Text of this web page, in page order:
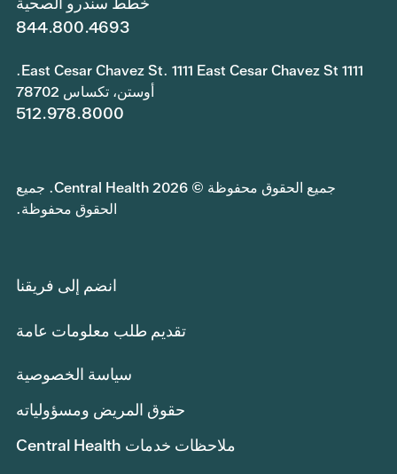
844.800.4693
1111 East Cesar Chavez St. 1111 East Cesar Chavez St.
أوستن، تكساس 78702
512.978.8000
جميع الحقوق محفوظة © 2026 Central Health. جميع
الحقوق محفوظة.
انضم إلى فريقنا
تقديم طلب معلومات عامة
سياسة الخصوصية
حقوق المريض ومسؤولياته
ملاحظات خدمات Central Health